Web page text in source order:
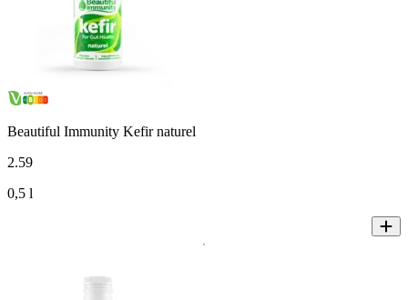
Beautiful Immunity Kefir naturel
2.59
0,5 l